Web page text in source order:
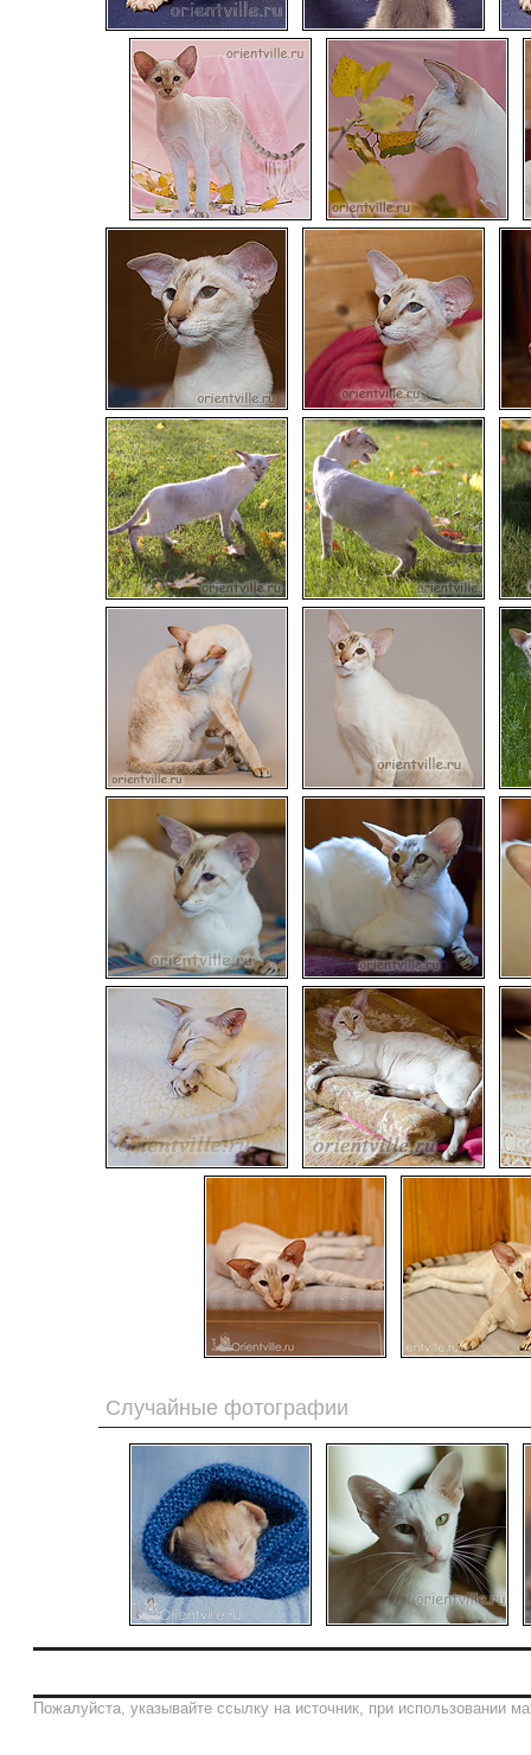
Случайные фотографии
Пожалуйста, указывайте ссылку на источник, при использовании